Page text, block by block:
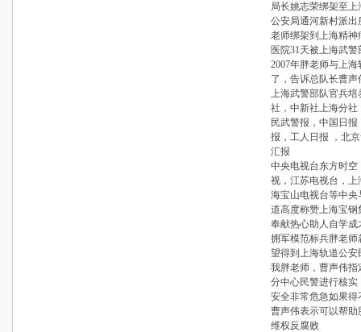
局长姚志荣绑架至
公安局通河新村派
老师绑架到上海精
医院31天被上海武
2007年胖老师与上
了，告诉总队长曹
上海武警部队官兵
社，中新社上海分
民武警报，中国日
报，工人日报 ，北
汇报
中央电视台东方时
视，江苏电视台，
海宝山电视台等中
道高度称赞上海宝
奉献热心助人自学
拥军模范标兵胖老
望得到上海轨道公
我胖老师，曹声伟
分中心民警进行核
安全非常危急如果
曹声伟表示可以帮
维权反腐败